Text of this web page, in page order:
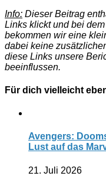
Info: Dieser Beitrag
Links klickt und bei
bekommen wir eine
dabei keine
diese Links unsere
beeinflussen.
Für dich vielleicht
Avengers:
Lust auf das
21. Juli 2026